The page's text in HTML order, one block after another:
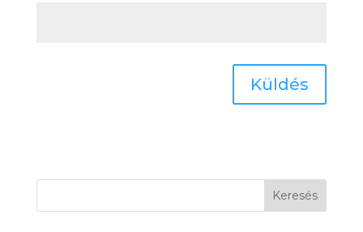
Küldés
Keresés